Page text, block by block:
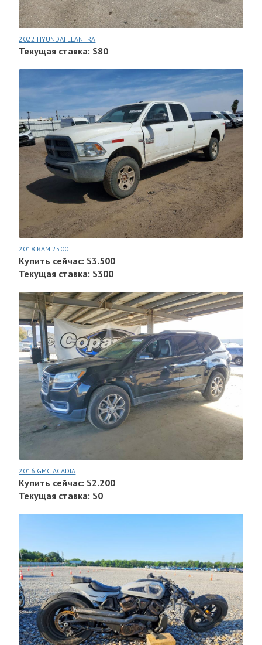
2022 HYUNDAI ELANTRA
Текущая ставка: $80
2018 RAM 2500
Купить сейчас: $3.500
Текущая ставка: $300
2016 GMC ACADIA
Купить сейчас: $2.200
Текущая ставка: $0